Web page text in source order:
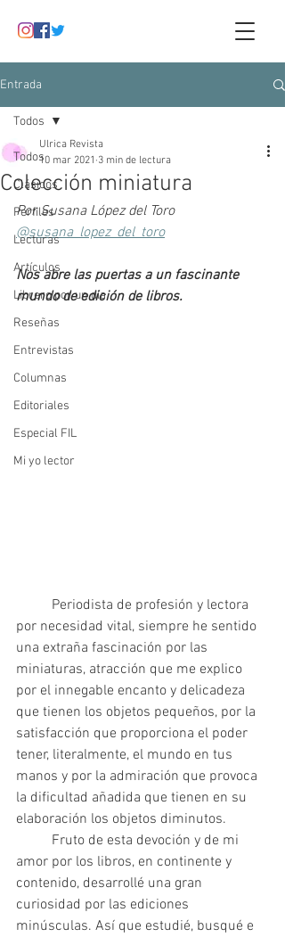
Entrada
Todos
Clásicos
Perfiles
Lecturas
Artículos
Librero por un día
Reseñas
Entrevistas
Columnas
Editoriales
Especial FIL
Mi yo lector
Todos
Colección miniatura
Ulrica Revista
10 mar 2021 3 min de lectura
Por Susana López del Toro
@susana_lopez_del_toro
Nos abre las puertas a un fascinante
mundo de edición de libros.
por necesidad vital, siempre he sentido
una extraña fascinación por las
miniaturas, atracción que me explico
por el innegable encanto y delicadeza
que tienen los objetos pequeños, por la
satisfacción que proporciona el poder
tener, literalmente, el mundo en tus
manos y por la admiración que provoca
la dificultad añadida que tienen en su
amor por los libros, en continente y
contenido, desarrollé una gran
curiosidad por las ediciones
minúsculas. Así que estudié, busqué e